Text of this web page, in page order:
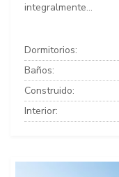
integralmente...
Dormitorios:
Baños:
Construido:
Interior: